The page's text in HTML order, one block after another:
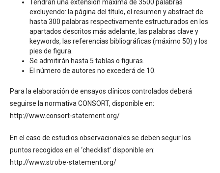
Tendrán una extensión máxima de 3500 palabras
excluyendo: la página del título, el resumen y abstract de
hasta 300 palabras respectivamente estructurados en los
apartados descritos más adelante, las palabras clave y
keywords, las referencias bibliográficas (máximo 50) y los
pies de figura.
Se admitirán hasta 5 tablas o figuras.
El número de autores no excederá de 10.
Para la elaboración de ensayos clínicos controlados deberá
seguirse la normativa CONSORT, disponible en:
http://www.consort-statement.org/
En el caso de estudios observacionales se deben seguir los
puntos recogidos en el ‘checklist’ disponible en:
http://www.strobe-statement.org/